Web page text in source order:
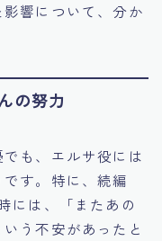
響について、分か
の努力
も、エルサ役には
す。特に、続編
には、「またあの
う不安があったと